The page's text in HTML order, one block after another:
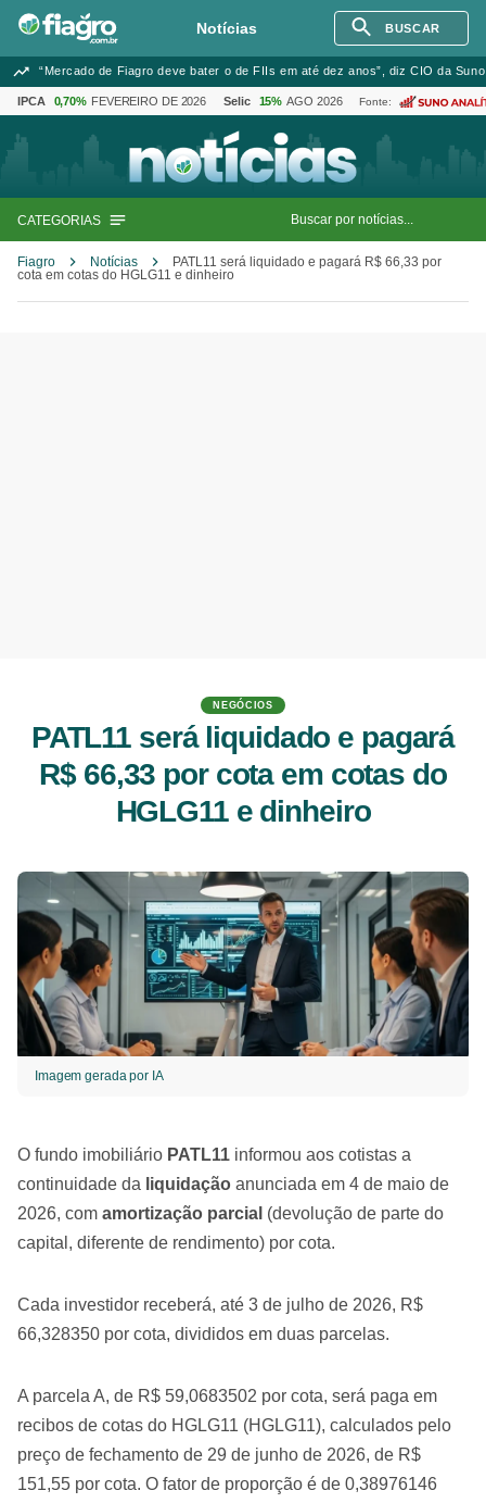
Notícias BUSCAR
“Mercado de Fiagro deve bater o de FIIs em até dez anos”, diz CIO da
IPCA 0,70% FEVEREIRO DE 2026 Selic 15% AGO 2026 Fonte:
CATEGORIAS
Fiagro Notícias
PATL11 será liquidado e pagará R$ 66,33 por
cota em cotas do HGLG11 e dinheiro
NEGÓCIOS
PATL11 será liquidado e pagará
R$ 66,33 por cota em cotas do
HGLG11 e dinheiro
Imagem gerada por IA
O fundo imobiliário PATL11 informou aos cotistas a
continuidade da liquidação anunciada em 4 de maio de
2026, com amortização parcial (devolução de parte do
capital, diferente de rendimento) por cota.
Cada investidor receberá, até 3 de julho de 2026, R$
66,328350 por cota, divididos em duas parcelas.
A parcela A, de R$ 59,0683502 por cota, será paga em
recibos de cotas do HGLG11 (HGLG11), calculados pelo
preço de fechamento de 29 de junho de 2026, de R$
151,55 por cota. O fator de proporção é de 0,38976146